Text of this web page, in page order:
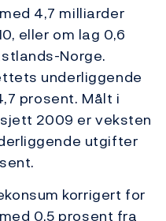
4,7 milliarder
eller om lag 0,6
Norge.
underliggende
prosent. Målt i
2009 er veksten
utgifter
korrigert for
0,5 prosent fra